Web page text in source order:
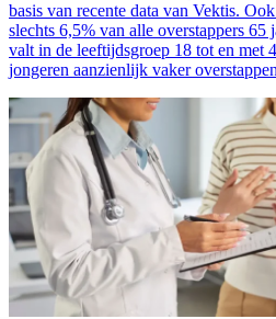
basis van recente data van Vektis.
slechts 6,5% van alle overstappers
valt in de leeftijdsgroep 18 tot en met
jongeren aanzienlijk vaker